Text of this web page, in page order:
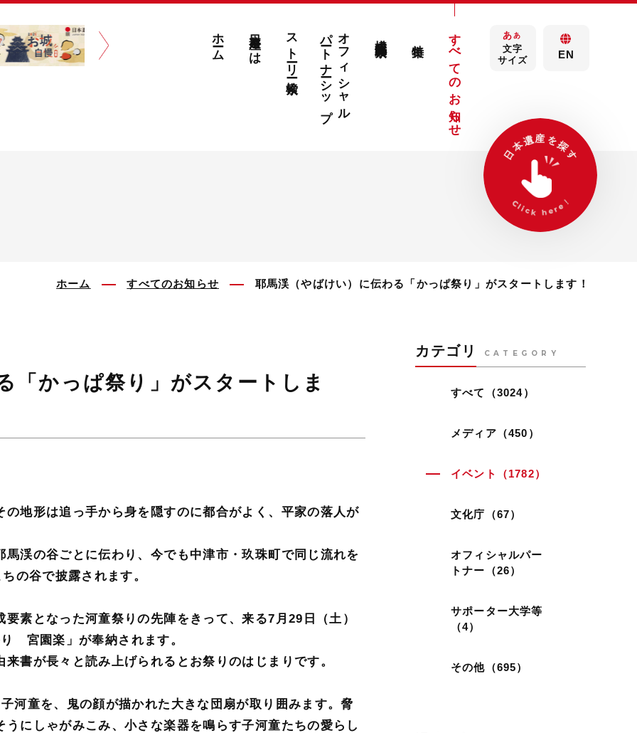
ホーム 日本遺産とは ストーリー検索 オフィシャル
パートナーシップ すべてのお知らせ あ あ
文字
サイズ
EN
ホーム すべてのお知らせ 耶馬渓（やばけい）に伝わる「かっぱ祭り」がスタートします！
「かっぱ祭り」がスタートしま
地形は追っ手から身を隠すのに都合がよく、平家の落人が
渓の谷ごとに伝わり、今でも中津市・玖珠町で同じ流れを
の谷で披露されます。
素となった河童祭りの先陣をきって、来る7月29日（土）
宮園楽」が奉納されます。
書が長々と読み上げられるとお祭りのはじまりです。
河童を、鬼の顔が描かれた大きな団扇が取り囲みます。脅
にしゃがみこみ、小さな楽器を鳴らす子河童たちの愛らし
カテゴリ CATEGORY
すべて（3024）
メディア（450）
イベント（1782）
文化庁（67）
オフィシャルパー
トナー（26）
サポーター大学等
（4）
その他（695）